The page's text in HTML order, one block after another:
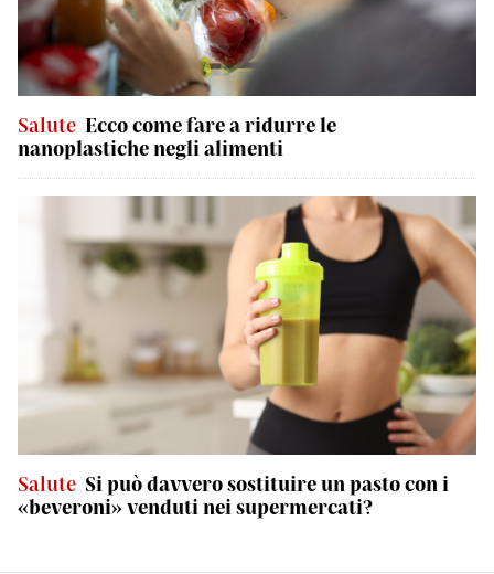
Salute Ecco come fare a ridurre le
nanoplastiche negli alimenti
Salute Si può davvero sostituire un pasto con i
«beveroni» venduti nei supermercati?